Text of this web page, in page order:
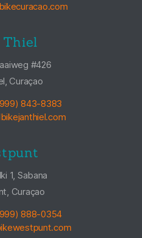
Thiel
#426
Curaçao
843-8383
1, Sabana
Curaçao
888-0354